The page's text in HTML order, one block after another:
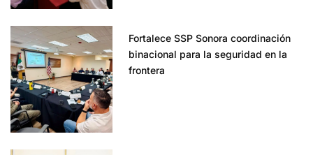
Fortalece SSP Sonora coordinación
binacional para la seguridad en la
frontera